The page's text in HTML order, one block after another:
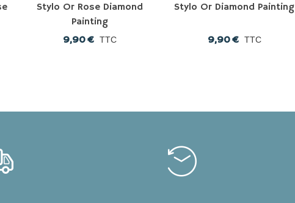
Stylo Or Rose Diamond
Painting
9,90 € TTC
Stylo Or Diamond Painting
9,90 € TTC